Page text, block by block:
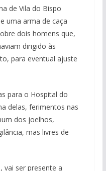
de Vila do Bispo
uma arma de caça
dois homens que,
dirigido às
para eventual ajuste
para o Hospital do
delas, ferimentos nas
dos joelhos,
mas livres de
vai ser presente a